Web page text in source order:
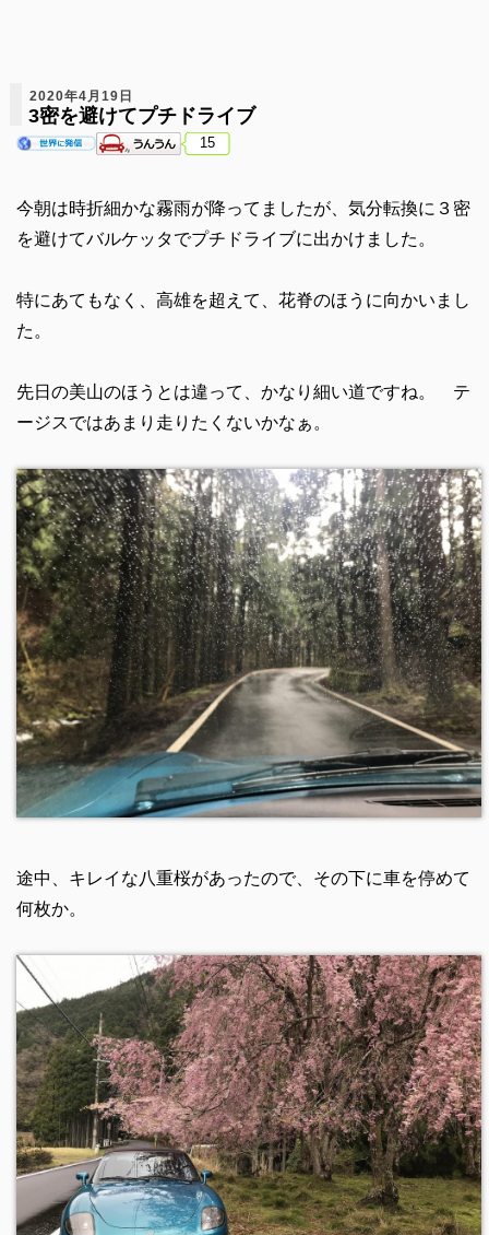
2020年4月19日
3密を避けてプチドライブ
15
今朝は時折細かな霧雨が降ってましたが、気分転換に３密
を避けてバルケッタでプチドライブに出かけました。
特にあてもなく、高雄を超えて、花脊のほうに向かいまし
た。
先日の美山のほうとは違って、かなり細い道ですね。 テ
ージスではあまり走りたくないかなぁ。
途中、キレイな八重桜があったので、その下に車を停めて
何枚か。